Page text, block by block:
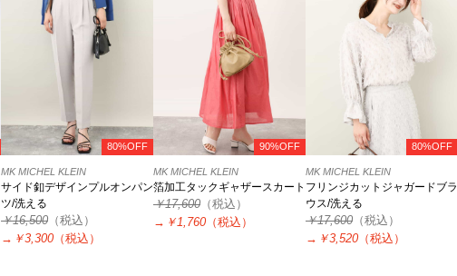
80%OFF
MK MICHEL KLEIN
サイド釦デザインプルオンパン
ツ/洗える
￥16,500 （税込）
→ ￥3,300 （税込）
90%OFF
MK MICHEL KLEIN
箔加工タックギャザースカート
￥17,600 （税込）
→ ￥1,760 （税込）
80%OFF
MK MICHEL KLEIN
フリンジカットジャガードブラ
ウス/洗える
￥17,600 （税込）
→ ￥3,520 （税込）